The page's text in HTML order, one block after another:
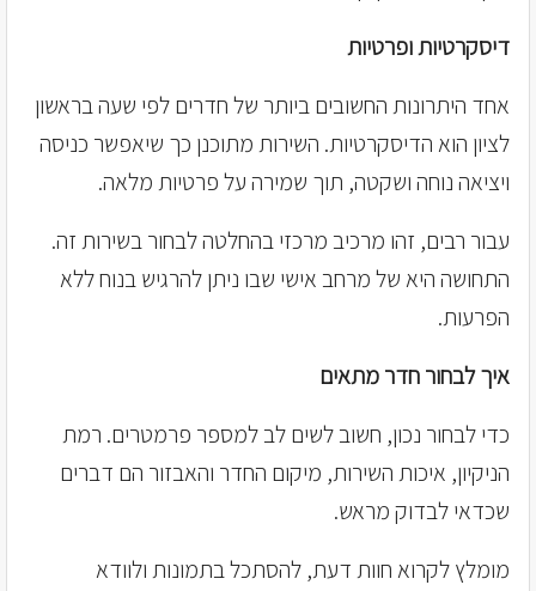
דיסקרטיות ופרטיות
אחד היתרונות החשובים ביותר של חדרים לפי שעה בראשון
לציון הוא הדיסקרטיות. השירות מתוכנן כך שיאפשר כניסה
ויציאה נוחה ושקטה, תוך שמירה על פרטיות מלאה.
עבור רבים, זהו מרכיב מרכזי בהחלטה לבחור בשירות זה.
התחושה היא של מרחב אישי שבו ניתן להרגיש בנוח ללא
הפרעות.
איך לבחור חדר מתאים
כדי לבחור נכון, חשוב לשים לב למספר פרמטרים. רמת
הניקיון, איכות השירות, מיקום החדר והאבזור הם דברים
שכדאי לבדוק מראש.
מומלץ לקרוא חוות דעת, להסתכל בתמונות ולוודא